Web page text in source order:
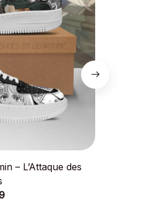
– L’Attaque des